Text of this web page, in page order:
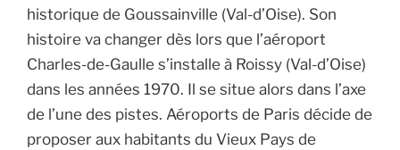
historique de Goussainville (Val-d’Oise). Son
histoire va changer dès lors que l’aéroport
Charles-de-Gaulle s’installe à Roissy (Val-d’Oise)
dans les années 1970. Il se situe alors dans l’axe
de l’une des pistes. Aéroports de Paris décide de
proposer aux habitants du Vieux Pays de